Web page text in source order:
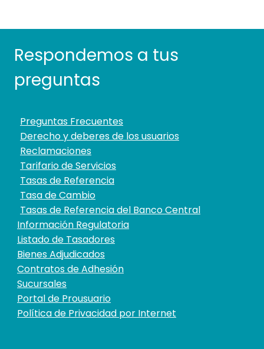
Respondemos a tus
preguntas
Preguntas Frecuentes
Derecho y deberes de los usuarios
Reclamaciones
Tarifario de Servicios
Tasas de Referencia
Tasa de Cambio
Tasas de Referencia del Banco Central
Información Regulatoria
Listado de Tasadores
Bienes Adjudicados
Contratos de Adhesión
Sucursales
Portal de Prousuario
Política de Privacidad por Internet